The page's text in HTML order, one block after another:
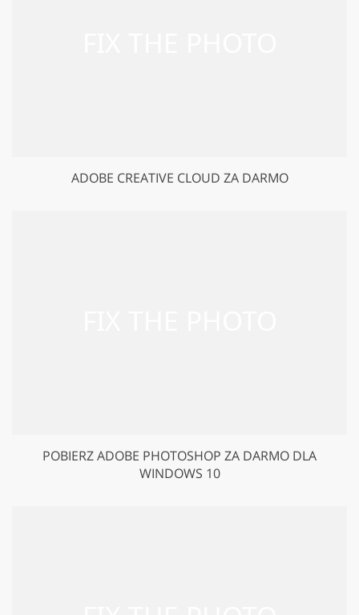
ADOBE CREATIVE CLOUD ZA DARMO
POBIERZ ADOBE PHOTOSHOP ZA DARMO DLA
WINDOWS 10